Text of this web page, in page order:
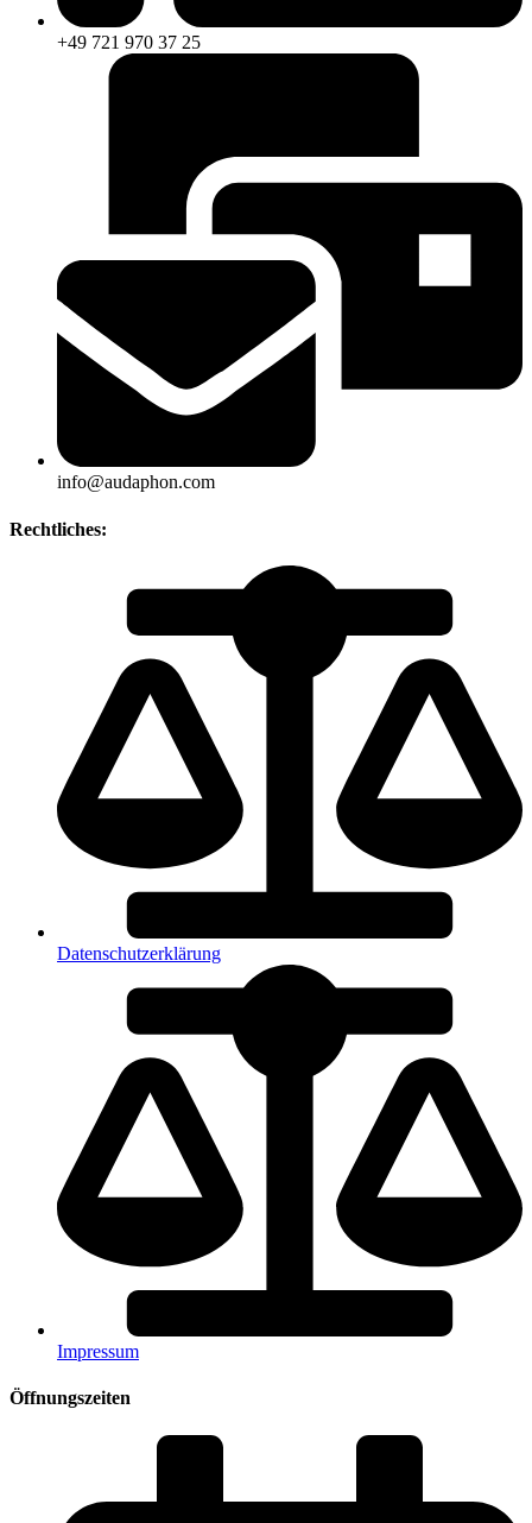
+49 721 970 37 25
info@audaphon.com
Rechtliches:
Datenschutzerklärung
Impressum
Öffnungszeiten